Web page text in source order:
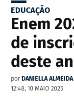
EDUCAÇÃO
Enem
de
deste
por DANIELLA
12:48, 10 MAIO 2025